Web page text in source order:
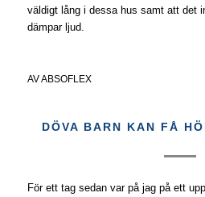
väldigt lång i dessa hus samt att det
dämpar ljud.
AVABSOFLEX
DÖVA BARN KAN FÅ
För ett tag sedan var på jag på ett